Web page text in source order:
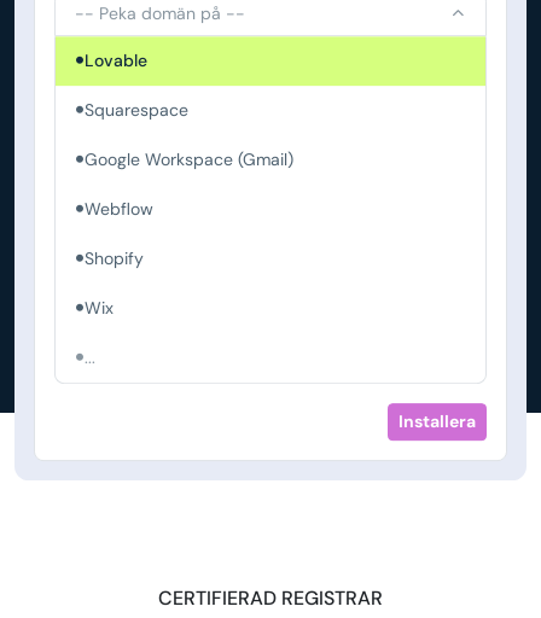
-- Peka domän på --
Lovable
Squarespace
Google Workspace (Gmail)
Webflow
Shopify
Wix
...
Installera
CERTIFIERAD REGISTRAR